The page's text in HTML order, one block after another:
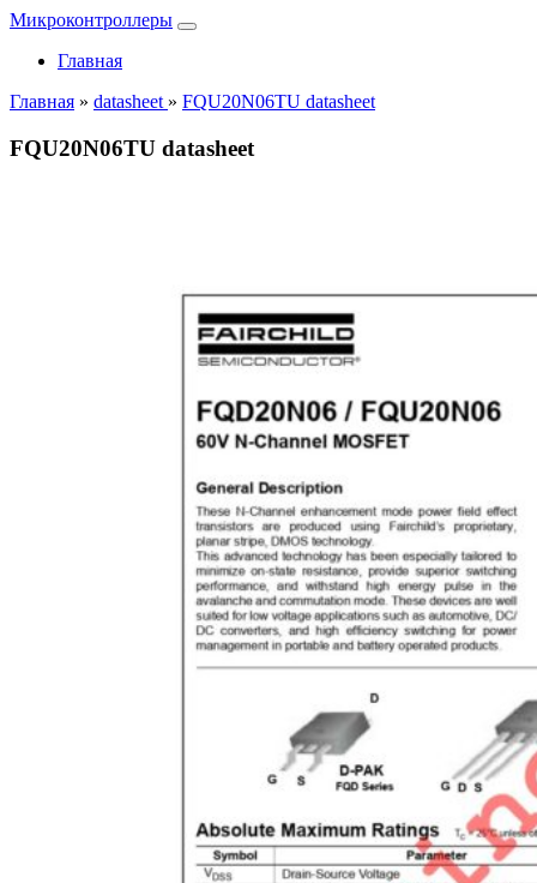
Микроконтроллеры
Главная
Главная » datasheet » FQU20N06TU datasheet
FQU20N06TU datasheet